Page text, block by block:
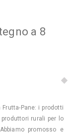
a 8
Frutta-Pane: i prodotti
rurali per lo
promosso e